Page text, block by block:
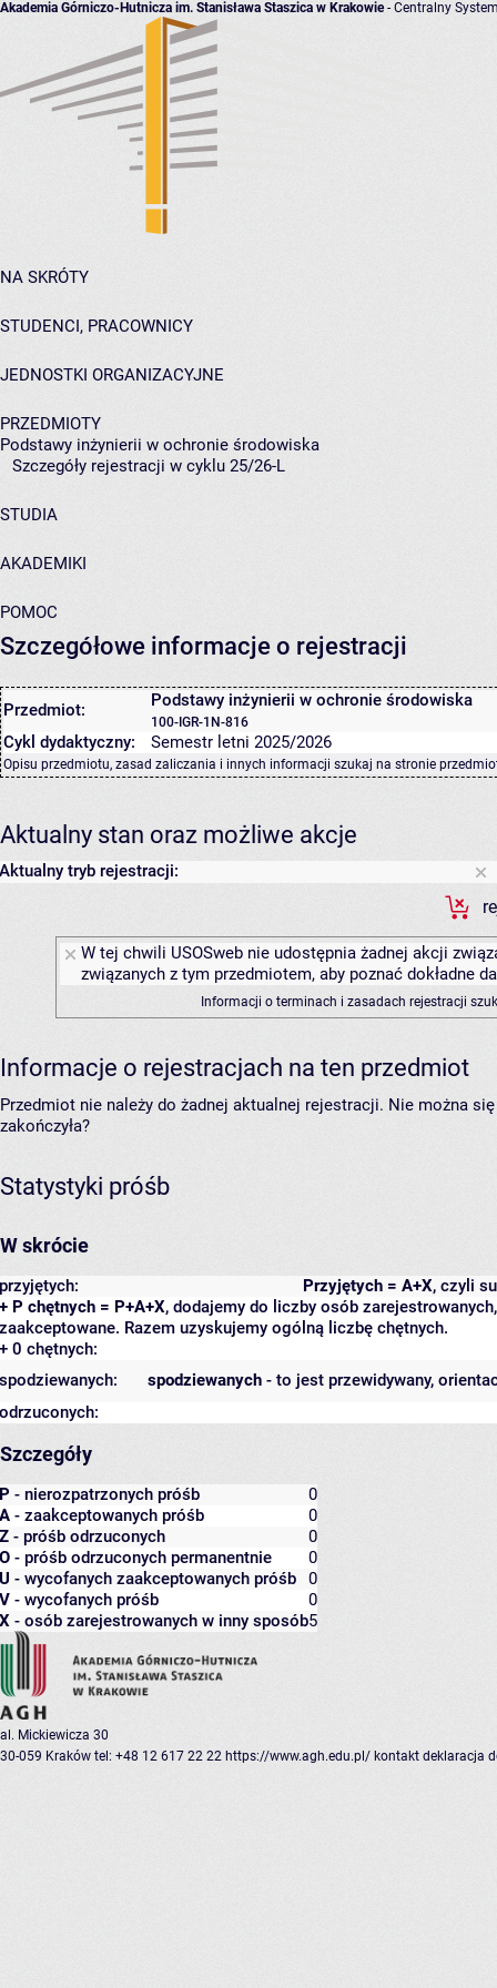
Akademia Górniczo-Hutnicza im. Stanisława Staszica w Krakowie- Centralny
NA SKRÓTY
STUDENCI, PRACOWNICY
JEDNOSTKI ORGANIZACYJNE
PRZEDMIOTY
Podstawy inżynierii w ochronie środowiska
Szczegóły rejestracji w cyklu 25/26-L
STUDIA
AKADEMIKI
POMOC
Szczegółowe informacje o rejestracji
Przedmiot: Podstawy inżynierii w ochronie środowiska
100-IGR-1N-816
Cykl dydaktyczny: Semestr letni 2025/2026
Opisu przedmiotu, zasad zaliczania i innych informacji szukaj na stronie
Aktualny stan oraz możliwe akcje
Aktualny tryb rejestracji:
W tej chwili USOSweb nie udostępnia żadnej akcji
związanych z tym przedmiotem, aby poznać dokładne
Informacji o terminach i zasadach rejestracji
Informacje o rejestracjach na ten przedmiot
Przedmiot nie należy do żadnej aktualnej rejestracji. Nie można
zakończyła?
Statystyki próśb
W skrócie
Przyjętych = A+X, czyli
przyjętych:
+ P chętnych = P+A+X, dodajemy do liczby osób
zaakceptowane. Razem uzyskujemy ogólną liczbę chętnych.
+ 0 chętnych:
spodziewanych - to jest przewidywany,
spodziewanych:
odrzuconych:
Szczegóły
P - nierozpatrzonych próśb
0
A - zaakceptowanych próśb
0
Z - próśb odrzuconych
0
O - próśb odrzuconych permanentnie
0
U - wycofanych zaakceptowanych próśb
0
V - wycofanych próśb
0
X - osób zarejestrowanych w inny sposób5
al. Mickiewicza 30
30-059 Kraków tel: +48 12 617 22 22 https://www.agh.edu.pl/ kontakt deklaracja